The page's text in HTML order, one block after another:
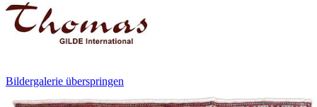
Bildergalerie überspringen